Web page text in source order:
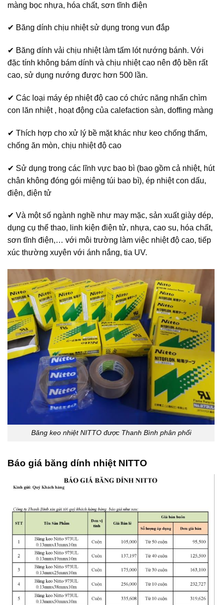
màng bọc nhựa, hóa chất, sơn tĩnh điện
✔ Băng dính chịu nhiệt sử dụng trong vun đắp
✔ Băng dính vải chịu nhiệt làm tấm lót nướng bánh. Với
đặc tính không bám dính và chịu nhiệt cao nên độ bền rất
cao, sử dụng nướng được hơn 500 lần.
✔ Các loại máy ép nhiệt độ cao có chức năng nhấn chìm
con lăn nhiệt , hoạt động của calefaction sàn, doffing màng
✔ Thích hợp cho xử lý bề mặt khác như keo chống thấm,
chống ăn mòn, chịu nhiệt độ cao
✔ Sử dụng trong các lĩnh vực bao bì (bao gồm cả nhiệt, hút
chân không đóng gói miệng túi bao bì), ép nhiệt con dấu,
điện, điện tử
✔ Và một số ngành nghề như may mặc, sản xuất giày dép,
dụng cụ thể thao, linh kiện điện tử, nhựa, cao su, hóa chất,
sơn tĩnh điện,… với môi trường làm việc nhiệt độ cao, tiếp
xúc thường xuyên với ánh nắng, tia UV.
Băng keo nhiệt NITTO được Thanh Bình phân phối
Báo giá băng dính nhiệt NITTO